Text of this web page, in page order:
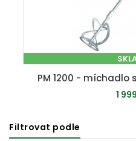
PM 1200 -
1
Filtrovat podle